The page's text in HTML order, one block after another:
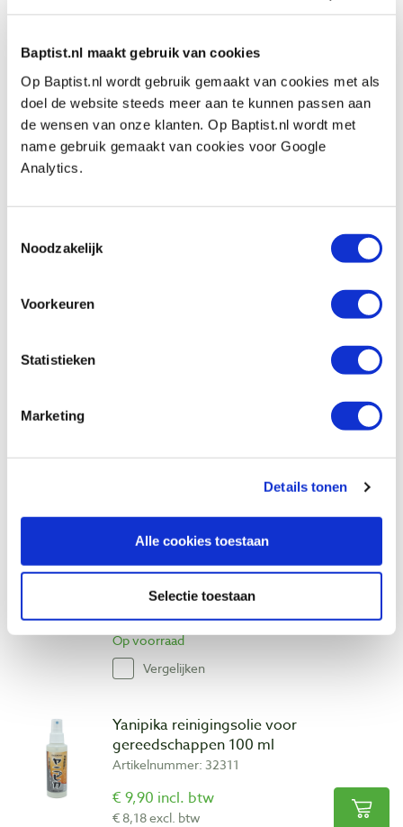
Baptist.nl maakt gebruik van cookies
Op Baptist.nl wordt gebruik gemaakt van cookies met als
doel de website steeds meer aan te kunnen passen aan
de wensen van onze klanten. Op Baptist.nl wordt met
name gebruik gemaakt van cookies voor Google
Analytics.
Noodzakelijk
Voorkeuren
Statistieken
Marketing
Details tonen
Alle cookies toestaan
Selectie toestaan
de as.
- Diep uitfrezen en grotere verspaningen in het
werk dient in meerdere bewerkingen
trapsgewijs plaats te vinden.
- Wanneer u uit de hand freest dient u het te
frezen materiaal goed vast te klemmen.
- Het dragen van een veiligheidsbril is aan te
raden.
- Vermijd loshangende kledingstukken wanneer
- Houdt rekening met het maximale toerental
van de frees. Hoe groter de diameter van de
frees, des te lager het toerental dient te zien, en
andersom.
Bekijk ook
Diamantstenen 80 x 50 mm grof, fijn en
extra fijn, 3 stuks
Artikelnummer: 29214
€ 16,95 incl. btw
€ 14,01 excl. btw
Op voorraad
Vergelijken
Yanipika reinigingsolie voor
gereedschappen 100 ml
Artikelnummer: 32311
€ 9,90 incl. btw
€ 8,18 excl. btw